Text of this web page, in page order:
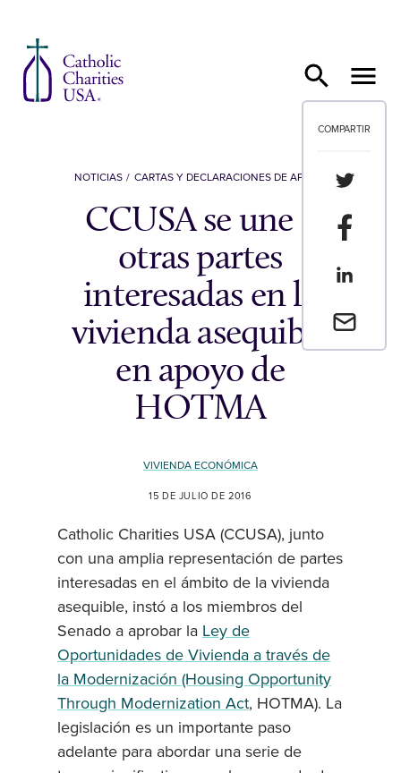
COMPARTIR
Envia un
NOTICIAS CARTAS Y DECLARACIONES DE APOYO
CCUSA se une a
otras partes
interesadas en la
vivienda asequible
en apoyo de
HOTMA
VIVIENDA ECONÓMICA
15 DE JULIO DE 2016
Catholic Charities USA (CCUSA), junto
con una amplia representación de partes
interesadas en el ámbito de la vivienda
asequible, instó a los miembros del
Senado a aprobar la Ley de
Oportunidades de Vivienda a través de
la Modernización (Housing Opportunity
Through Modernization Act, HOTMA). La
legislación es un importante paso
adelante para abordar una serie de